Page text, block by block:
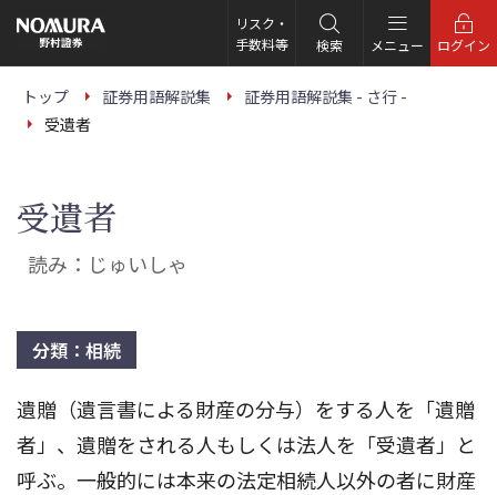
の
ー
リスク・
手数料等
検索 メニュー ログイン
トップ 証券用語解説集
証券用語解説集 - さ行 -
受遺者
受遺者
読み：じゅいしゃ
分類：相続
遺贈（遺言書による財産の分与）をする人を「遺贈
者」、遺贈をされる人もしくは法人を「受遺者」と
呼ぶ。一般的には本来の法定相続人以外の者に財産